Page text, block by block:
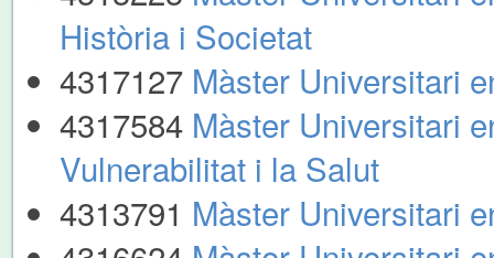
Història i Societat
4317127 Màster Universitari
4317584 Màster Universitari
Vulnerabilitat i la Salut
4313791 Màster Universitari